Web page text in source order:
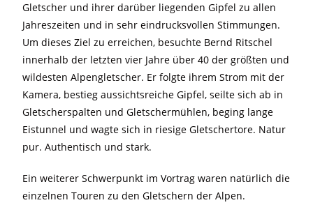
Gletscher und ihrer darüber liegenden Gipfel zu allen
Jahreszeiten und in sehr eindrucksvollen Stimmungen.
Um dieses Ziel zu erreichen, besuchte Bernd Ritschel
innerhalb der letzten vier Jahre über 40 der größten und
wildesten Alpengletscher. Er folgte ihrem Strom mit der
Kamera, bestieg aussichtsreiche Gipfel, seilte sich ab in
Gletscherspalten und Gletschermühlen, beging lange
Eistunnel und wagte sich in riesige Gletschertore. Natur
pur. Authentisch und stark.
Ein weiterer Schwerpunkt im Vortrag waren natürlich die
einzelnen Touren zu den Gletschern der Alpen.